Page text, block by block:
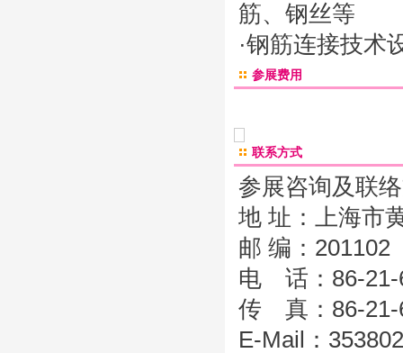
筋、钢丝等
·钢筋连接技
参展费用
联系方式
参展咨询及联
地 址：上海市
邮 编：201102
电 话：86-21-
传 真：86-21-
E-Mail：